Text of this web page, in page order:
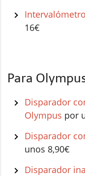
16€
Para
Disparador
Olympus por
Disparador
unos 8,90€
Disparador